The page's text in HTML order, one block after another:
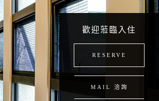
歡迎蒞臨入住
RESERVE
MAIL 洽詢